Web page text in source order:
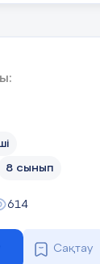
работу
смайликами
8 сынып
614
Сақтау